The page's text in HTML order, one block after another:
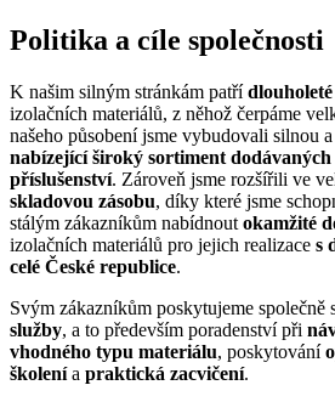
Politika a cíle společnosti
K našim silným stránkám patří
izolačních materiálů, z něhož čerpáme
našeho působení jsme vybudovali silnou
nabízející široký sortiment
příslušenství. Zároveň jsme rozšířili ve
skladovou zásobu, díky které jsme
stálým zákazníkům nabídnout okamžité
izolačních materiálů pro jejich realizace s
celé České republice.
Svým zákazníkům poskytujeme společně
služby, a to především poradenství při
vhodného typu materiálu, poskytování
školenía praktická zacvičení.